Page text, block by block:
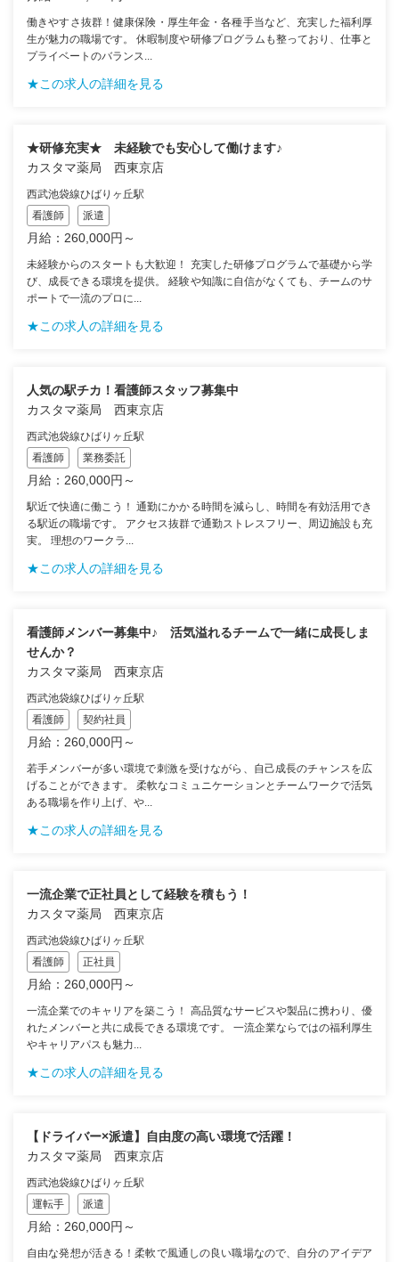
働きやすさ抜群！健康保険・厚生年金・各種手当など、充実した福利厚
生が魅力の職場です。 休暇制度や研修プログラムも整っており、仕事と
プライベートのバランス...
★この求人の詳細を見る
★研修充実★ 未経験でも安心して働けます♪
カスタマ薬局 西東京店
西武池袋線ひばりヶ丘駅
看護師
派遣
月給：260,000円～
未経験からのスタートも大歓迎！ 充実した研修プログラムで基礎から学
び、成長できる環境を提供。 経験や知識に自信がなくても、チームのサ
ポートで一流のプロに...
★この求人の詳細を見る
人気の駅チカ！看護師スタッフ募集中
カスタマ薬局 西東京店
西武池袋線ひばりヶ丘駅
看護師
業務委託
月給：260,000円～
駅近で快適に働こう！ 通勤にかかる時間を減らし、時間を有効活用でき
る駅近の職場です。 アクセス抜群で通勤ストレスフリー、周辺施設も充
実。 理想のワークラ...
★この求人の詳細を見る
看護師メンバー募集中♪ 活気溢れるチームで一緒に成長しま
せんか？
カスタマ薬局 西東京店
西武池袋線ひばりヶ丘駅
看護師
契約社員
月給：260,000円～
若手メンバーが多い環境で刺激を受けながら、自己成長のチャンスを広
げることができます。 柔軟なコミュニケーションとチームワークで活気
ある職場を作り上げ、や...
★この求人の詳細を見る
一流企業で正社員として経験を積もう！
カスタマ薬局 西東京店
西武池袋線ひばりヶ丘駅
看護師
正社員
月給：260,000円～
一流企業でのキャリアを築こう！ 高品質なサービスや製品に携わり、優
れたメンバーと共に成長できる環境です。 一流企業ならではの福利厚生
やキャリアパスも魅力...
★この求人の詳細を見る
【ドライバー×派遣】自由度の高い環境で活躍！
カスタマ薬局 西東京店
西武池袋線ひばりヶ丘駅
運転手
派遣
月給：260,000円～
自由な発想が活きる！柔軟で風通しの良い職場なので、自分のアイデア